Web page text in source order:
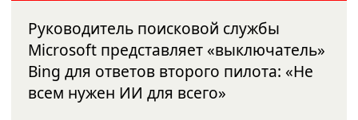
Руководитель поисковой службы
Microsoft представляет «выключатель»
Bing для ответов второго пилота: «Не
всем нужен ИИ для всего»